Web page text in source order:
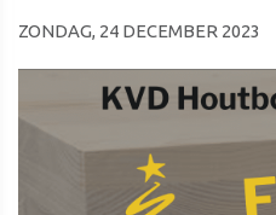
ZONDAG, 24 DECEMBER 2023